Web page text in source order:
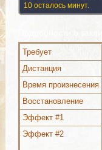
10 осталось минут.
Требует
Дистанция
Время произнесения
Восстановление
Эффект #1
Эффект #2
Используется (1)